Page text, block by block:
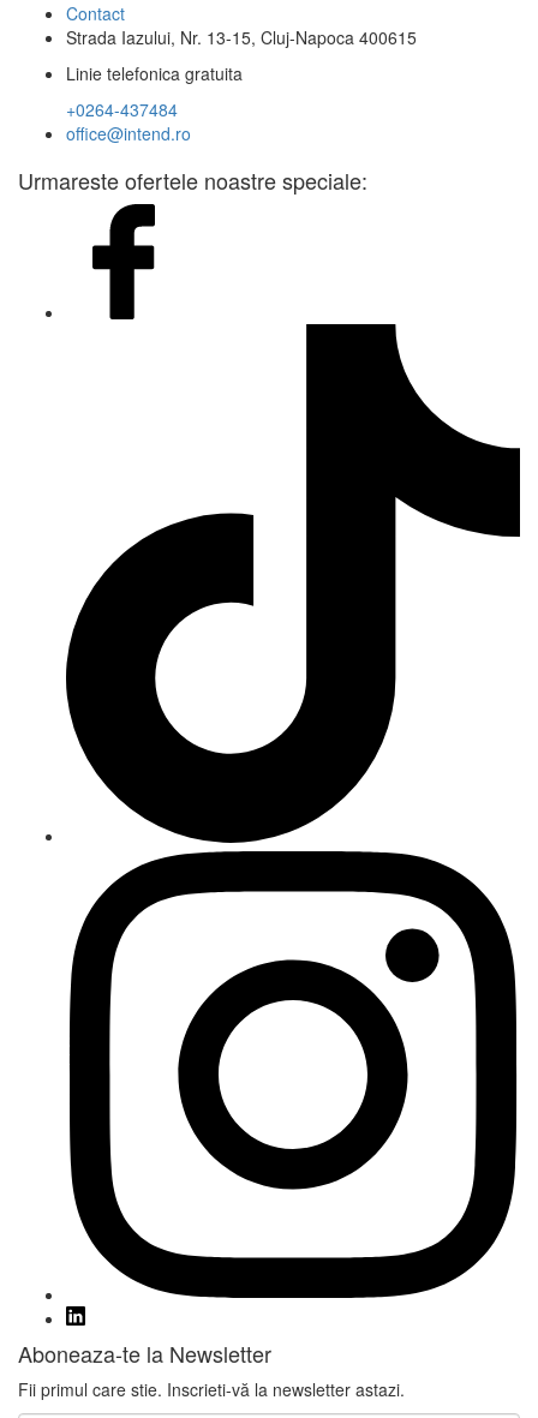
Contact
Strada Iazului, Nr. 13-15, Cluj-Napoca 400615
Linie telefonica gratuita
+0264-437484
office@intend.ro
Urmareste ofertele noastre speciale:
Aboneaza-te la Newsletter
Fii primul care stie. Inscrieti-vă la newsletter astazi.